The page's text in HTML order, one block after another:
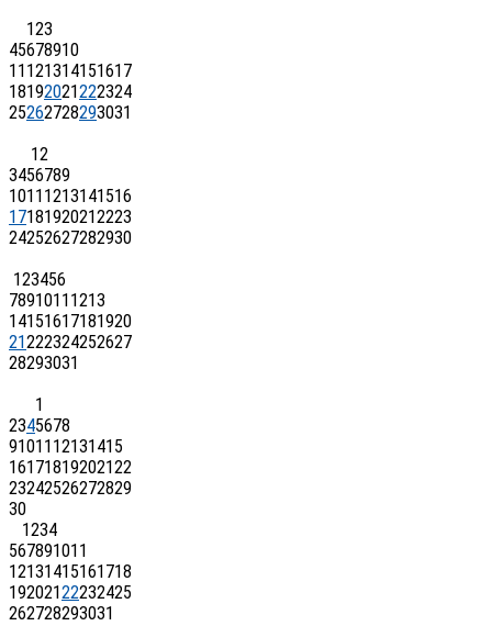
123
45678910
11 121314151617
18192021222324
25262728293031
12
3456789
1011 1213141516
17181920212223
24252627282930
123456
7891011 1213
14151617181920
21222324252627
28293031
1
2345678
91011 12131415
16171819202122
23242526272829
30
1234
567891011
12131415161718
19202122232425
262728293031